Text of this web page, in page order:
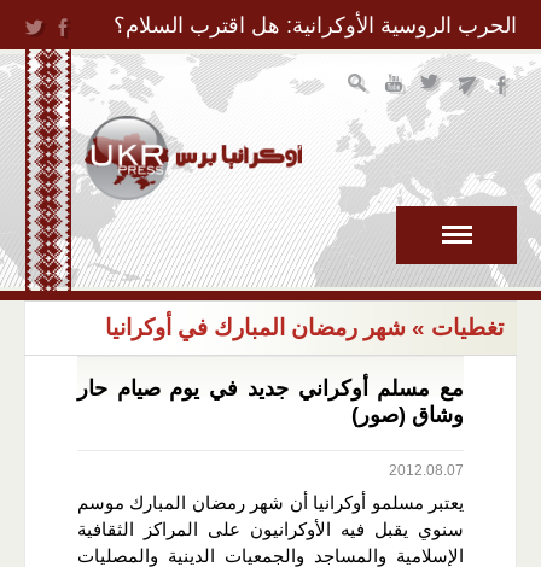
Jump to Navigation
الحرب الروسية الأوكرانية: هل اقترب السلام؟
تغطيات » شهر رمضان المبارك في أوكرانيا
مع مسلم أوكراني جديد في يوم صيام حار
وشاق (صور)
2012.08.07
يعتبر مسلمو أوكرانيا أن شهر رمضان المبارك موسم
سنوي يقبل فيه الأوكرانيون على المراكز الثقافية
الإسلامية والمساجد والجمعيات الدينية والمصليات